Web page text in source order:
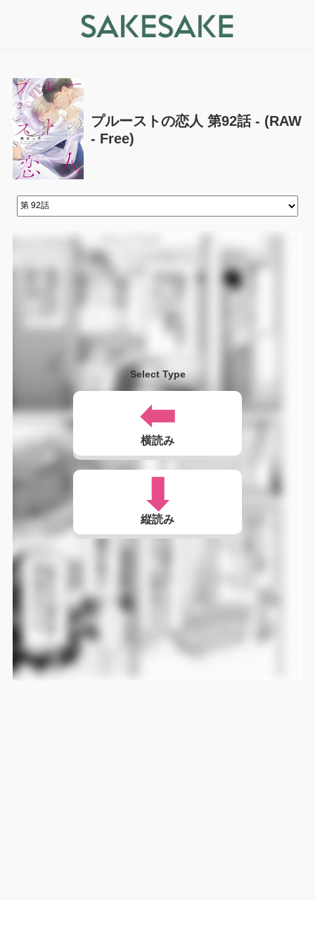
プルーストの恋人 第92話 - (RAW
- Free)
Select Type
横読み
縦読み